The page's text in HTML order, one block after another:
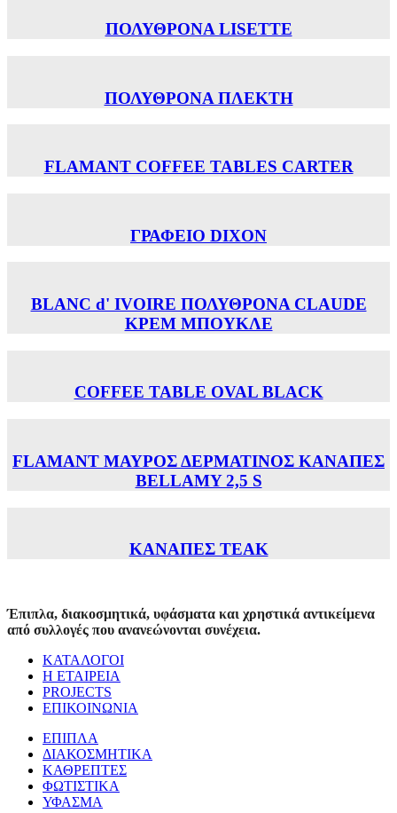
ΠΟΛΥΘΡΟΝΑ LISETTE
ΠΟΛΥΘΡΟΝΑ ΠΛΕΚΤΗ
FLAMANT COFFEE TABLES CARTER
ΓΡΑΦΕΙΟ DIXON
BLANC d' IVOIRE ΠΟΛΥΘΡΟΝΑ CLAUDE
ΚΡΕΜ ΜΠΟΥΚΛΕ
COFFEE TABLE OVAL BLACK
FLAMANT ΜΑΥΡΟΣ ΔΕΡΜΑΤΙΝΟΣ ΚΑΝΑΠΕΣ
BELLAMY 2,5 S
ΚΑΝΑΠΕΣ TEAK
Έπιπλα, διακοσμητικά, υφάσματα και χρηστικά αντικείμενα
από συλλογές που ανανεώνονται συνέχεια.
ΚΑΤΑΛΟΓΟΙ
Η ΕΤΑΙΡΕΙΑ
PROJECTS
ΕΠΙΚΟΙΝΩΝΙΑ
ΕΠΙΠΛΑ
ΔΙΑΚΟΣΜΗΤΙΚΑ
ΚΑΘΡΕΠΤΕΣ
ΦΩΤΙΣΤΙΚΑ
ΥΦΑΣΜΑ